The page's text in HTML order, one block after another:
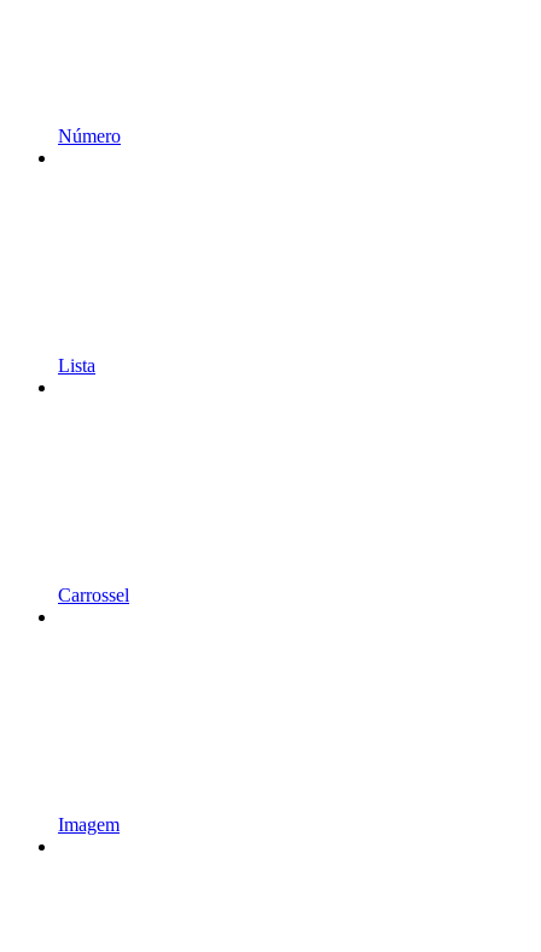
Número
Lista
Carrossel
Imagem